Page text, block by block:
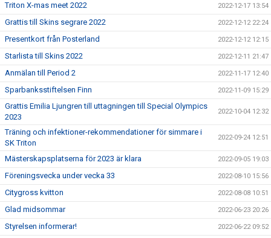
Triton X-mas meet 2022 2022-12-17 13:54
Grattis till Skins segrare 2022 2022-12-12 22:24
Presentkort från Posterland 2022-12-12 12:15
Starlista till Skins 2022 2022-12-11 21:47
Anmälan till Period 2 2022-11-17 12:40
Sparbanksstiftelsen Finn 2022-11-09 15:29
Grattis Emilia Ljungren till uttagningen till Special Olympics
2023
2022-10-04 12:32
Träning och infektioner-rekommendationer för simmare i
SK Triton
2022-09-24 12:51
Mästerskapsplatserna för 2023 är klara 2022-09-05 19:03
Föreningsvecka under vecka 33 2022-08-10 15:56
Citygross kvitton 2022-08-08 10:51
Glad midsommar 2022-06-23 20:26
Styrelsen informerar! 2022-06-22 09:52